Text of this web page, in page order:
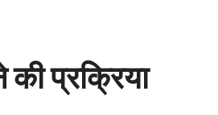
की प्रक्रिया